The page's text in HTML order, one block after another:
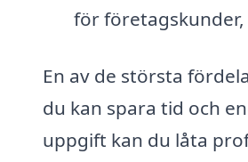
för
En av de största
du kan spara tid och
uppgift kan du låta